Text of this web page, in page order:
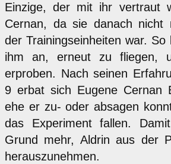
Einzige, der mit ihr vertraut
Cernan, da sie danach nicht
der Trainingseinheiten war. So
ihm an, erneut zu fliegen,
erproben. Nach seinen
9 erbat sich Eugene Cernan
ehe er zu- oder absagen
das Experiment fallen.
Grund mehr, Aldrin aus der
herauszunehmen.